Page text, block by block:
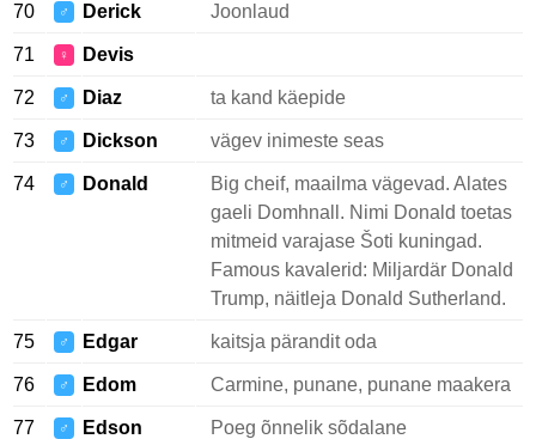
70 ♂ Derick Joonlaud
71 ♀ Devis
72 ♂ Diaz ta kand käepide
73 ♂ Dickson vägev inimeste seas
74 ♂ Donald
Big cheif, maailma vägevad. Alates
gaeli Domhnall. Nimi Donald toetas
mitmeid varajase Šoti kuningad.
Famous kavalerid: Miljardär Donald
Trump, näitleja Donald Sutherland.
75 ♂ Edgar kaitsja pärandit oda
76 ♂ Edom Carmine, punane, punane maakera
77 ♂ Edson Poeg õnnelik sõdalane